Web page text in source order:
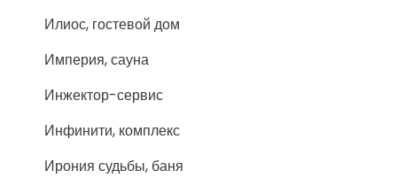
Илиос, гостевой дом
Империя, сауна
Инжектор-сервис
Инфинити, комплекс
Ирония судьбы, баня